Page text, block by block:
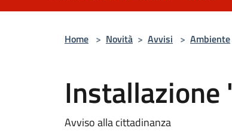
Home > Novità > Avvisi > Ambiente
Avviso alla cittadinanza